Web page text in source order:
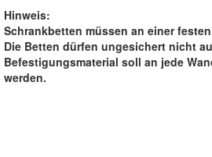
Hinweis:
Schrankbetten müssen an einer
Die Betten dürfen ungesichert nicht
Befestigungsmaterial soll an jede
werden.